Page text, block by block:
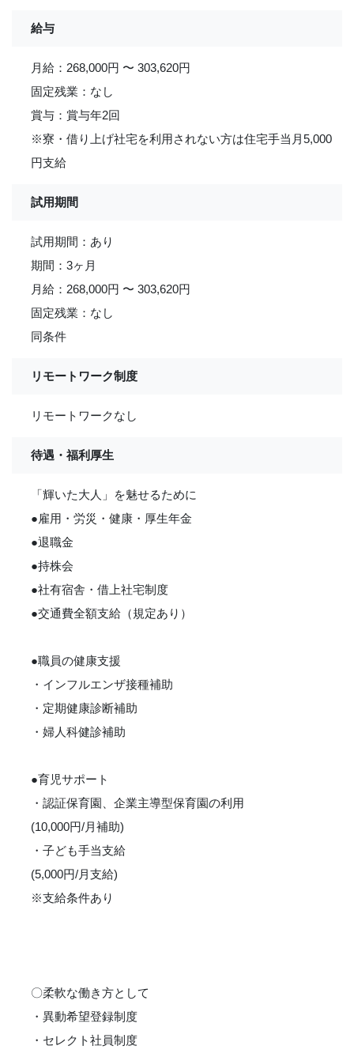
給与
月給：268,000円 〜 303,620円
固定残業：なし
賞与：賞与年2回
※寮・借り上げ社宅を利用されない方は住宅手当月5,000
円支給
試用期間
試用期間：あり
期間：3ヶ月
月給：268,000円 〜 303,620円
固定残業：なし
同条件
リモートワーク制度
リモートワークなし
待遇・福利厚生
「輝いた大人」を魅せるために
●雇用・労災・健康・厚生年金
●退職金
●持株会
●社有宿舎・借上社宅制度
●交通費全額支給（規定あり）
●職員の健康支援
・インフルエンザ接種補助
・定期健康診断補助
・婦人科健診補助
●育児サポート
・認証保育園、企業主導型保育園の利用
(10,000円/月補助)
・子ども手当支給
(5,000円/月支給)
※支給条件あり
〇柔軟な働き方として
・異動希望登録制度
・セレクト社員制度